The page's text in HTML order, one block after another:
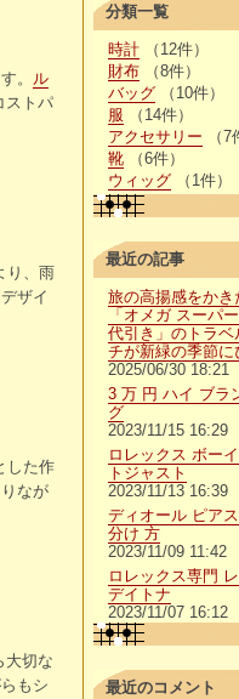
。 ル
ストパ
り、雨
ザイ
した作
なが
大切な
もシ
分類一覧
時計（12件）
財布（8件）
バッグ（10件）
服 （14件）
アクセサリー （7
靴（6件）
ウィッグ（1件）
最近の記事
旅の高揚感をかき
「オメガ スーパ
代引き」のトラベ
チが新緑の季節に
2025/06/30 18:21
3 万 円 ハイ ブラ
グ
2023/11/15 16:29
ロレックス ボー
トジャスト
2023/11/13 16:39
ディオール ピア
分け 方
2023/11/09 11:42
ロレックス専門
デイトナ
2023/11/07 16:12
最近のコメント